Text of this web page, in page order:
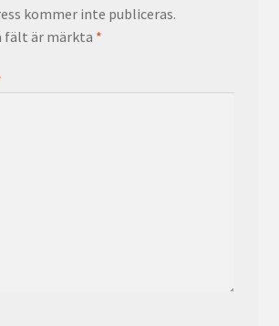
kommer inte publiceras.
fält är märkta *